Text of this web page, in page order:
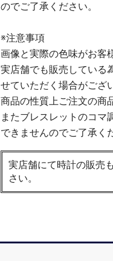
のでご了承ください。
※注意事項
画像と実際の色味がお客
実店舗でも販売している
せていただく場合がござ
商品の性質上ご注文の商
またブレスレットのコマ
できませんのでご了承く
実店舗にて時計の販売
さい。